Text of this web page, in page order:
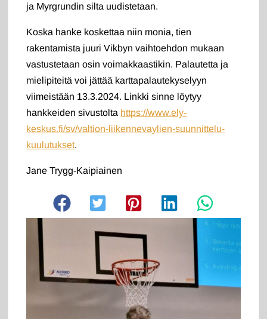
ja Myrgrundin silta uudistetaan.
Koska hanke koskettaa niin monia, tien
rakentamista juuri Vikbyn vaihtoehdon mukaan
vastustetaan osin voimakkaastikin. Palautetta ja
mielipiteitä voi jättää karttapalautekyselyyn
viimeistään 13.3.2024. Linkki sinne löytyy
hankkeiden sivustolta https://www.ely-
keskus.fi/sv/valtion-liikennevaylien-suunnittelu-
kuulutukset.
Jane Trygg-Kaipiainen